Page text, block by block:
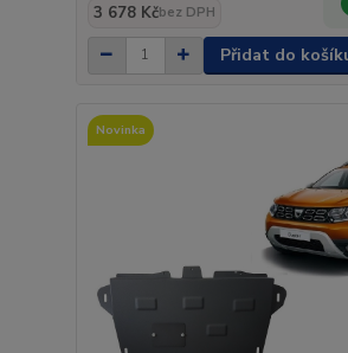
3 678 Kčbez DPH
Přidat do
Novinka